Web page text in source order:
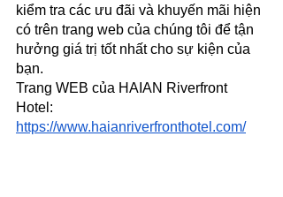
kiểm tra các ưu đãi và khuyến mãi hiện
có trên trang web của chúng tôi để tận
hưởng giá trị tốt nhất cho sự kiện của
bạn.
Trang WEB của HAIAN Riverfront
Hotel:
https://www.haianriverfronthotel.com/